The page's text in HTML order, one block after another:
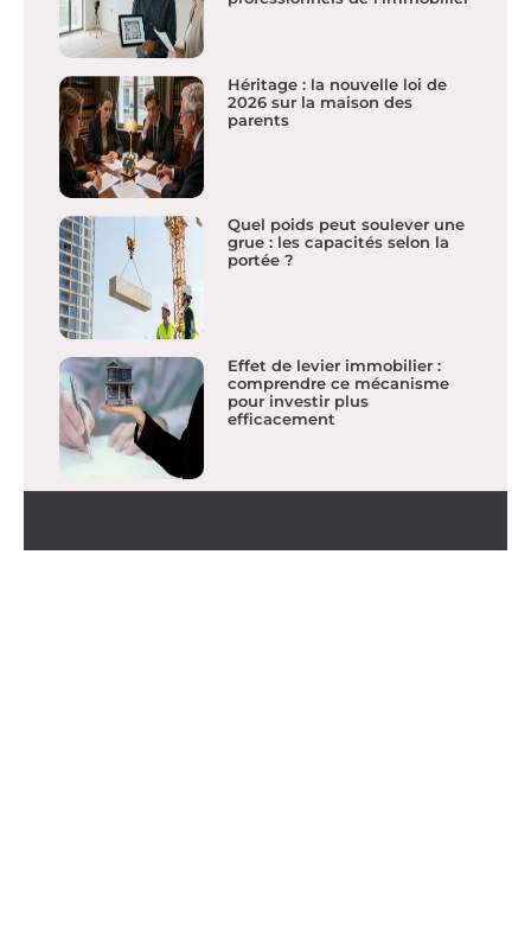
Héritage : la nouvelle loi de
2026 sur la maison des
parents
Quel poids peut soulever une
grue : les capacités selon la
portée ?
Effet de levier immobilier :
comprendre ce mécanisme
pour investir plus
efficacement